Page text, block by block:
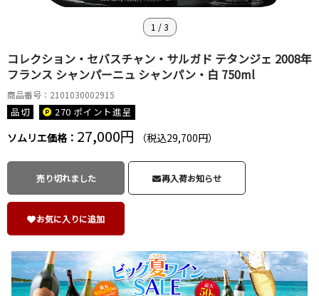
1 /3
コレクション・セバスチャン・サルガド テタンジェ 2008年
フランス シャンパーニュ シャンパン・白 750ml
商品番号：2101030002915
品切 270 ポイント進呈
ソムリエ価格： 27,000円 （税込29,700円）
売り切れました 再入荷お知らせ
お気に入りに追加